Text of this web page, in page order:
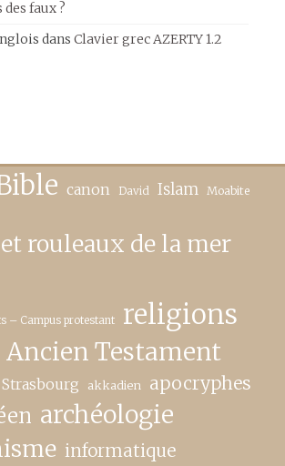
faux ?
dans Clavier grec AZERTY 1.2
canon David Islam Moabite
rouleaux de la mer
– Campus protestant religions
Ancien Testament
akkadien apocryphes
archéologie
informatique